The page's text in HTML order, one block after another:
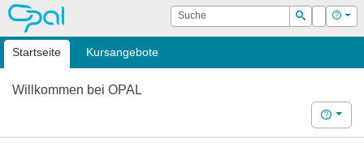
OPAL Suche
Suchen
Login Hilfe
Startseite Kursangebote
Willkommen bei OPAL
Hilfe